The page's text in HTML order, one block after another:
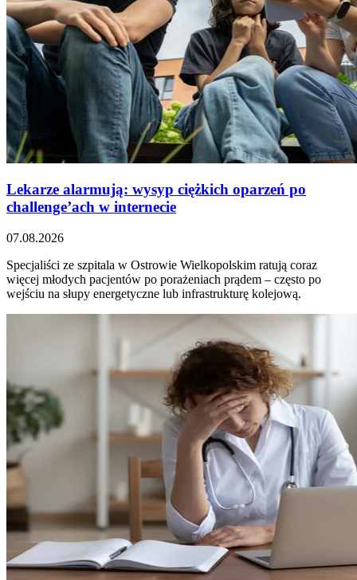
Lekarze alarmują: wysyp ciężkich oparzeń po
challenge’ach w internecie
07.08.2026
Specjaliści ze szpitala w Ostrowie Wielkopolskim ratują coraz
więcej młodych pacjentów po porażeniach prądem – często po
wejściu na słupy energetyczne lub infrastrukturę kolejową.